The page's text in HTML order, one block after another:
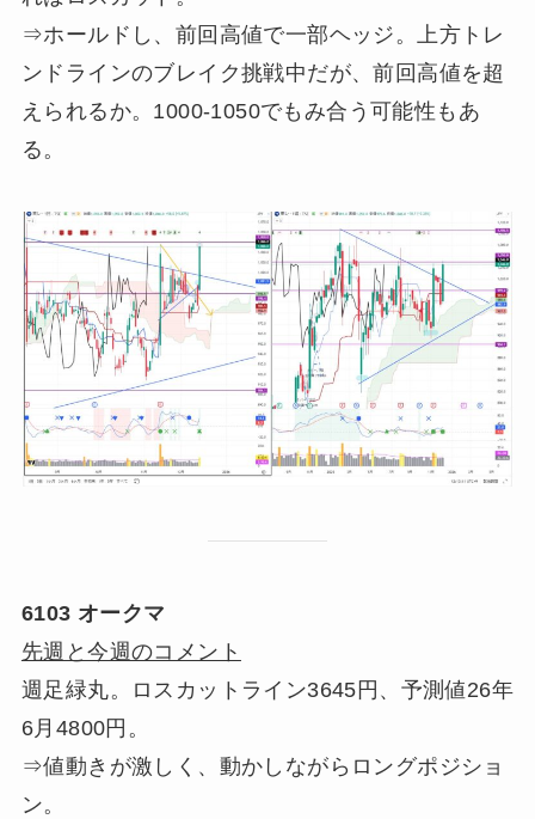
⇒ホールドし、前回高値で一部ヘッジ。上方トレ
ンドラインのブレイク挑戦中だが、前回高値を超
えられるか。1000-1050でもみ合う可能性もあ
る。
6103 オークマ
先週と今週のコメント
週足緑丸。ロスカットライン3645円、予測値26年
6月4800円。
⇒値動きが激しく、動かしながらロングポジショ
ン。